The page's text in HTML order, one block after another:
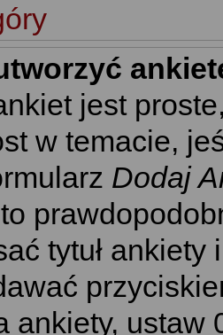
jest
w temacie,
Dodaj
tytuł
ankiety, ustaw